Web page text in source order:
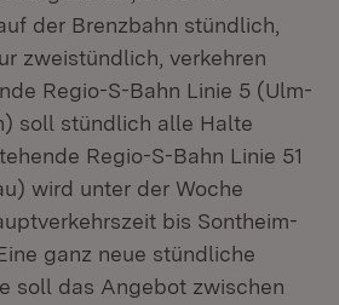
der Brenzbahn stündlich,
zweistündlich, verkehren
Regio-S-Bahn Linie 5 (Ulm-
soll stündlich alle Halte
Regio-S-Bahn Linie 51
wird unter der Woche
bis Sontheim-
ganz neue stündliche
soll das Angebot zwischen